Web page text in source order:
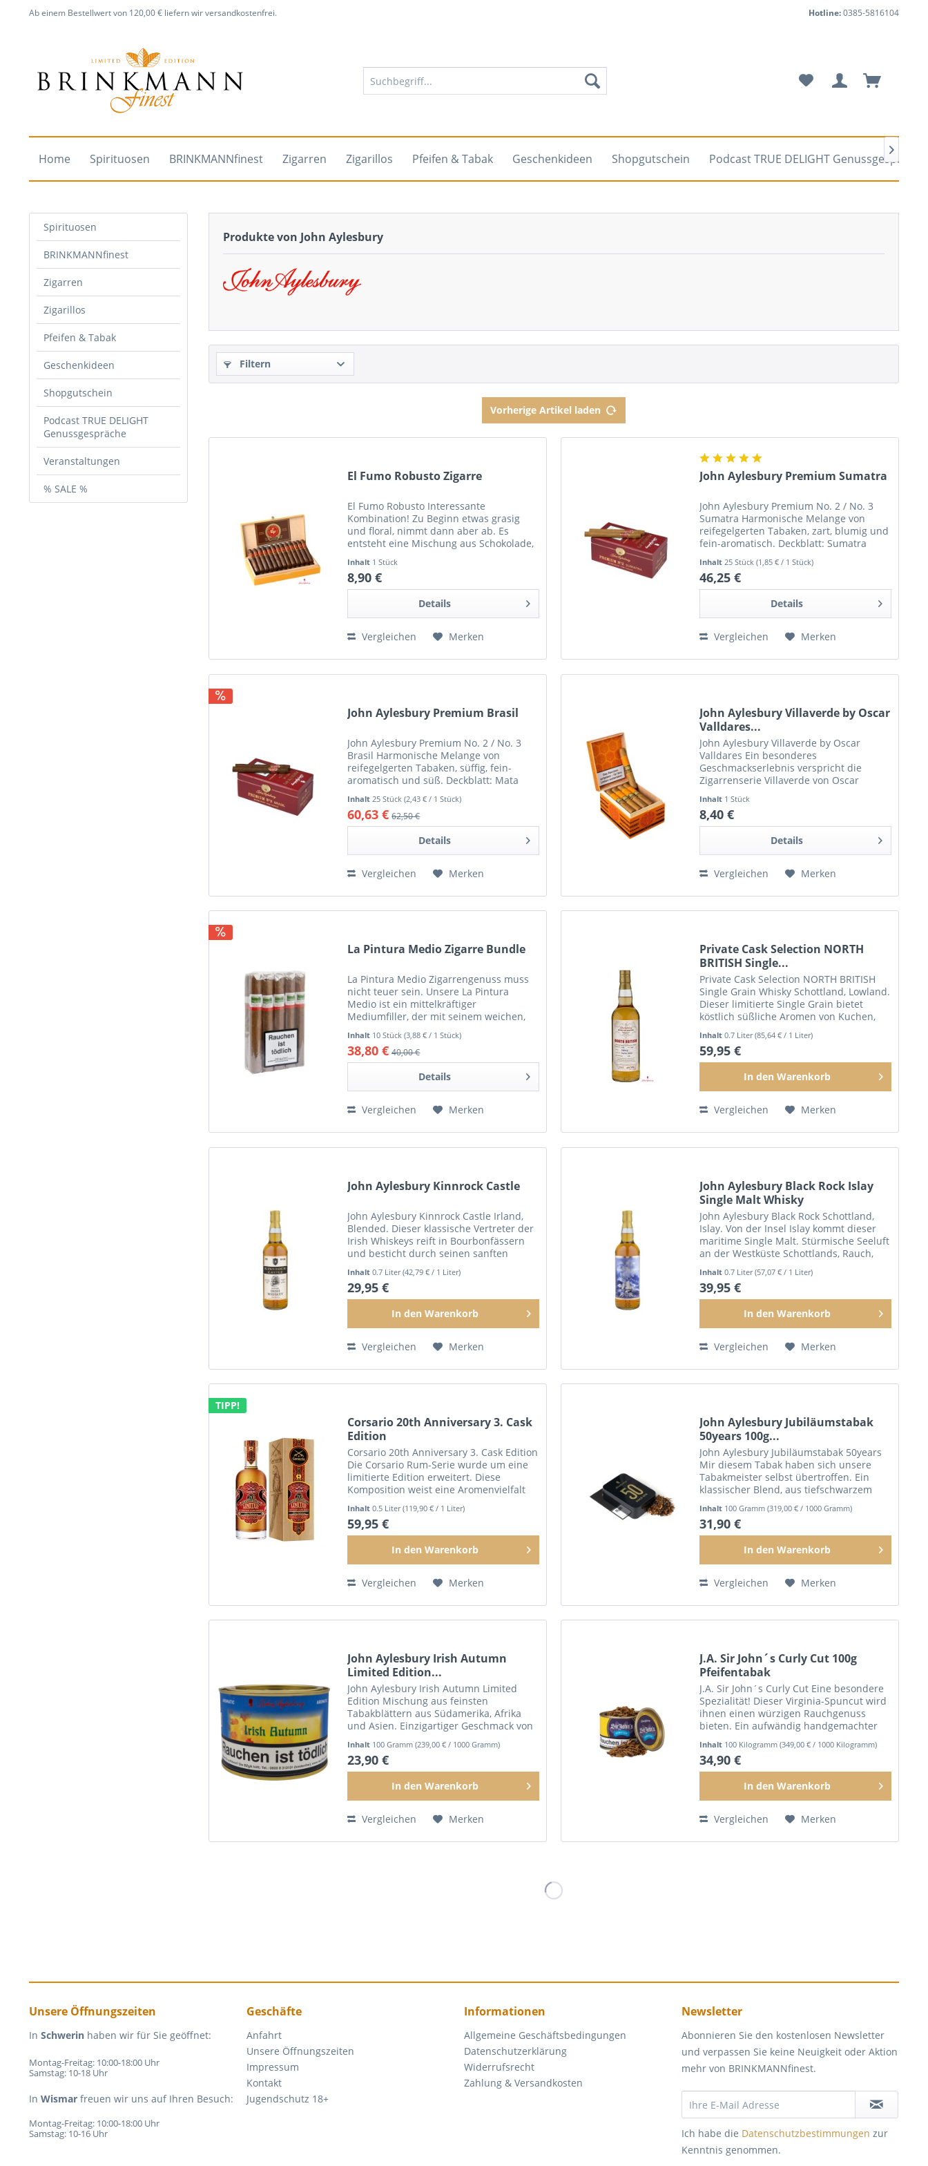
Ab einem Bestellwert von 120,00 € liefern wir versandkostenfrei. Hotline:0385-5816104
Home Spirituosen BRINKMANNfinest Zigarren Zigarillos Pfeifen & Tabak Geschenkideen Shopgutschein Podcast TRUE DELIGHT Genussgespräche

Spirituosen
BRINKMANNfinest
Zigarren
Zigarillos
Pfeifen & Tabak
Geschenkideen
Shopgutschein
Podcast TRUE DELIGHT
Genussgespräche
Veranstaltungen
% SALE %
Produkte von John Aylesbury
Filtern
Vorherige Artikel laden
El Fumo Robusto Zigarre
El Fumo Robusto Interessante
Kombination! Zu Beginn etwas grasig
und floral, nimmt dann aber ab. Es
entsteht eine Mischung aus Schokolade,
Nuancen sind direkt beim Zug sehr
präsent. Auf der Zunge...
Inhalt 1 Stück
8,90 €
Details
Vergleichen Merken
John Aylesbury Premium Sumatra
John Aylesbury Premium No. 2 / No. 3
Sumatra Harmonische Melange von
reifegelgerten Tabaken, zart, blumig und
fein-aromatisch. Deckblatt: Sumatra
Java und Domingo No. 2: Länge 130mm /
Ringmaß 31...
Inhalt25 Stück(1,85 € / 1 Stück)
46,25 €
Details
Vergleichen Merken
John Aylesbury Premium Brasil
John Aylesbury Premium No. 2 / No. 3
Brasil Harmonische Melange von
reifegelgerten Tabaken, süffig, fein-
aromatisch und süß. Deckblatt: Mata
Havanna, Mata Fina Brasil, Java und
Domingo No. 2: Länge...
Inhalt 25 Stück(2,43 € / 1 Stück)
60,63 € 62,50 €
Details
Vergleichen Merken
John Aylesbury Villaverde by Oscar
Valldares...
John Aylesbury Villaverde by Oscar
Valldares Ein besonderes
Geschmackserlebnis verspricht die
Zigarrenserie Villaverde von Oscar
Connecticut-Honduras Deckblatt. Perfekt
im Zug, dominieren anfangs...
Inhalt 1 Stück
8,40 €
Details
Vergleichen Merken
La Pintura Medio Zigarre Bundle
La Pintura Medio Zigarrengenuss muss
nicht teuer sein. Unsere La Pintura
Medio ist ein mittelkräftiger
Mediumfiller, der mit seinem weichen,
Leistungsverhältnis bietet. Einlage:
Dominikanische...
Inhalt 10 Stück(3,88 € / 1 Stück)
38,80 € 40,00 €
Details
Vergleichen Merken
Private Cask Selection NORTH
BRITISH Single...
Private Cask Selection NORTH BRITISH
Single Grain Whisky Schottland, Lowland.
Dieser limitierte Single Grain bietet
köstlich süßliche Aromen von Kuchen,
sich nach kurzer Zeit fruchtige Noten
von...
Inhalt0.7 Liter(85,64 € / 1 Liter)
59,95 €
In den Warenkorb
Vergleichen Merken
John Aylesbury Kinnrock Castle
John Aylesbury Kinnrock Castle Irland,
Blended. Dieser klassische Vertreter der
Irish Whiskeys reift in Bourbonfässern
und besticht durch seinen sanften
Früchte, Toffee und Malz prägen sein...
Inhalt0.7 Liter(42,79 € / 1 Liter)
29,95 €
In den Warenkorb
Vergleichen Merken
John Aylesbury Black Rock Islay
Single Malt Whisky
John Aylesbury Black Rock Schottland,
Islay. Von der Insel Islay kommt dieser
maritime Single Malt. Stürmische Seeluft
an der Westküste Schottlands, Rauch,
finden sich in die- sem Whisky wieder....
Inhalt0.7 Liter(57,07 € / 1 Liter)
39,95 €
In den Warenkorb
Vergleichen Merken
TIPP!
Corsario 20th Anniversary 3. Cask
Edition
Corsario 20th Anniversary 3. Cask Edition
Die Corsario Rum-Serie wurde um eine
limitierte Edition erweitert. Diese
Komposition weist eine Aromenvielfalt
mit feinen fruchtigen Noten. 500ml -
40%vol....
Inhalt0.5 Liter(119,90 € / 1 Liter)
59,95 €
In den Warenkorb
Vergleichen Merken
John Aylesbury Jubiläumstabak
50years 100g...
John Aylesbury Jubiläumstabak 50years
Mir diesem Tabak haben sich unsere
Tabakmeister selbst übertroffen. Ein
klassischer Blend, aus tiefschwarzem
und einer Prise Burley. Veredelt wird
diese...
Inhalt 100 Gramm(319,00 € / 1000 Gramm)
31,90 €
In den Warenkorb
Vergleichen Merken
John Aylesbury Irish Autumn
Limited Edition...
John Aylesbury Irish Autumn Limited
Edition Mischung aus feinsten
Tabakblättern aus Südamerika, Afrika
und Asien. Einzigartiger Geschmack von
intensives aber dennoch sanftes und
süßes Raucherlebnis. 100g Dose
Inhalt 100 Gramm(239,00 € / 1000 Gramm)
23,90 €
In den Warenkorb
Vergleichen Merken
J.A. Sir John´s Curly Cut 100g
Pfeifentabak
J.A. Sir John´s Curly Cut Eine besondere
Spezialität! Dieser Virginia-Spuncut wird
ihnen einen würzigen Rauchgenuss
bieten. Ein aufwändig handgemachter
100g Dose
Inhalt 100 Kilogramm(349,00 € / 1000 Kilogramm)
34,90 €
In den Warenkorb
Vergleichen Merken
Unsere Öffnungszeiten
In Schwerin haben wir für Sie geöffnet:
Montag-Freitag: 10:00-18:00 Uhr
Samstag: 10-18 Uhr
In Wismar freuen wir uns auf Ihren Besuch:
Montag-Freitag: 10:00-18:00 Uhr
Samstag: 10-16 Uhr
Geschäfte
Anfahrt
Unsere Öffnungszeiten
Impressum
Kontakt
Jugendschutz 18+
Informationen
Allgemeine Geschäftsbedingungen
Datenschutzerklärung
Widerrufsrecht
Zahlung & Versandkosten
Newsletter
Abonnieren Sie den kostenlosen Newsletter
und verpassen Sie keine Neuigkeit oder Aktion
mehr von BRINKMANNfinest.
Ich habe die Datenschutzbestimmungen zur
Kenntnis genommen.